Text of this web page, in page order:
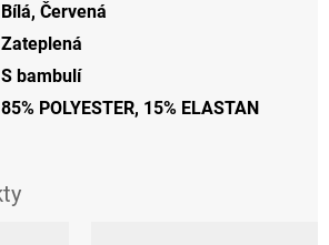
Bílá, Červená
Zateplená
S bambulí
85% POLYESTER, 15% ELASTAN